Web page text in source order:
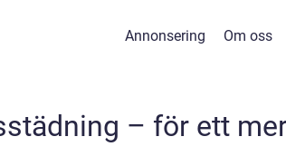
Annonsering Om oss
– för ett